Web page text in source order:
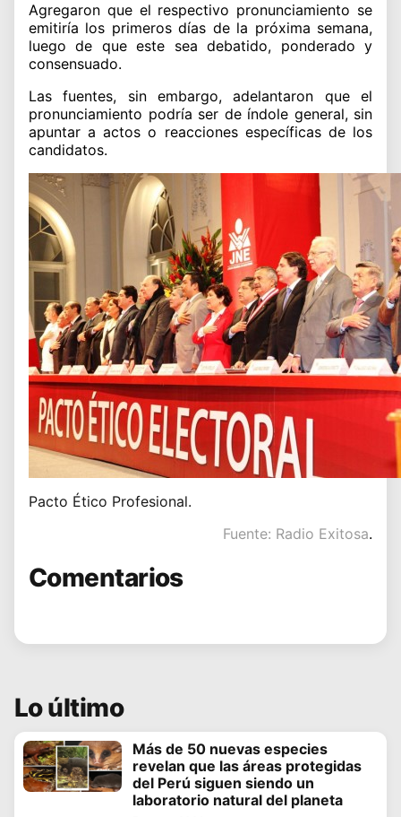
Agregaron que el respectivo pronunciamiento se
emitiría los primeros días de la próxima semana,
luego de que este sea debatido, ponderado y
consensuado.
Las fuentes, sin embargo, adelantaron que el
pronunciamiento podría ser de índole general, sin
apuntar a actos o reacciones específicas de los
candidatos.
Pacto Ético Profesional.
Fuente: Radio Exitosa.
Comentarios
Lo último
Más de 50 nuevas especies
revelan que las áreas protegidas
del Perú siguen siendo un
laboratorio natural del planeta